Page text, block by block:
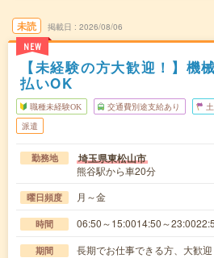
未読
NEW
掲載日 2026/08/06
【未経験の方大歓迎！】機
払いOK
職種未経験OK 交通費別途支給あり
派遣
勤務地 埼玉県東松山市
熊谷駅から車20分
曜日頻度 月～金
時間 06:50～15:0014:50～
期間 長期でお仕事できる方、大歓迎